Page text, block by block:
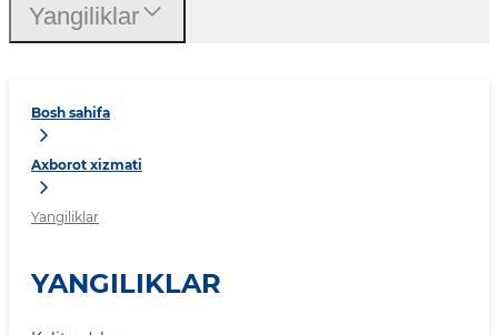
Bosh sahifa
Axborot xizmati
Yangiliklar
YANGILIKLAR
Yangiliklar